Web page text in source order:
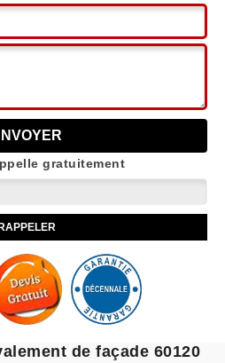
gratuitement
de façade 60120